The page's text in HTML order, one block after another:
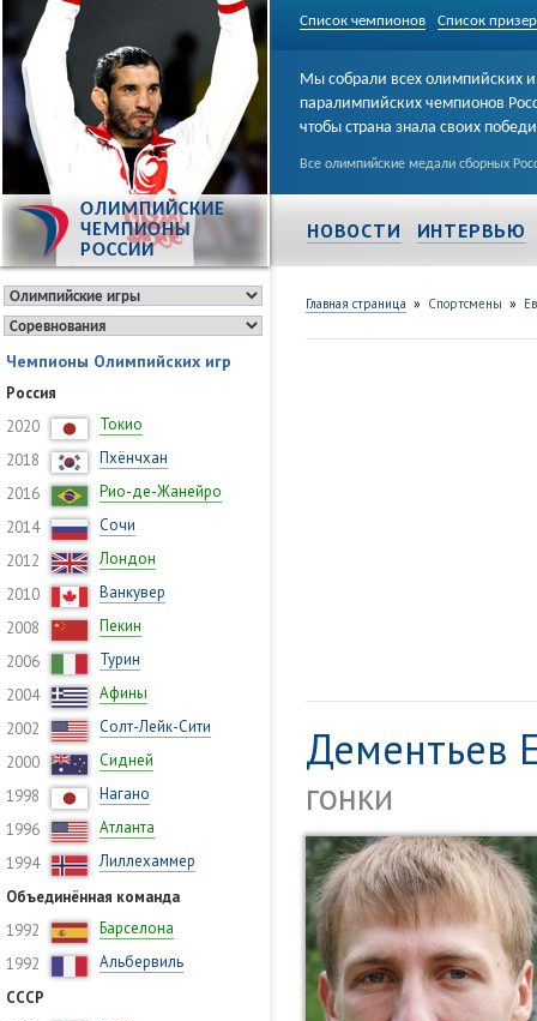
Список чемпионов Список
ОЛИМПИЙСКИЕ
ЧЕМПИОНЫ
РОССИИ
Мы собрали всех олимпийских и
паралимпийских чемпионов
чтобы страна знала своих
Все олимпийские медали сборных
НОВОСТИ ИНТЕРВЬЮ
Чемпионы Олимпийских игр
Россия
2020
Токио
2018
Пхёнчхан
2016
Рио-де-Жанейро
2014
Сочи
2012
Лондон
2010
Ванкувер
2008
Пекин
2006
Турин
2004
Афины
2002
Солт-Лейк-Сити
2000
Сидней
1998
Нагано
1996
Атланта
1994
Лиллехаммер
Объединённая команда
1992
Барселона
1992
Альбервиль
СССР
Главная страница » Спортсмены »
Дементьев
гонки